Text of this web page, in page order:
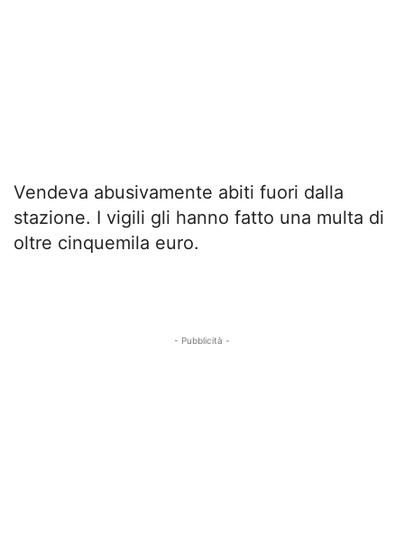
Vendeva abusivamente abiti fuori dalla
stazione. I vigili gli hanno fatto una multa di
oltre cinquemila euro.
- Pubblicità -